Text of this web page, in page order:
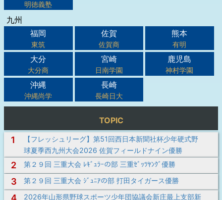
明徳義塾
九州
福岡
東筑
佐賀
佐賀商
熊本
有明
大分
大分商
宮崎
日南学園
鹿児島
神村学園
沖縄
沖縄尚学
長崎
長崎日大
TOPIC
1
【フレッシュリーグ】第51回西日本新聞社杯少年硬式野
球夏季西九州大会2026 佐賀フィールドナイン優勝
2 第２９回 三重大会 ﾚｷﾞｭﾗｰの部 三重ｾﾞｯﾂﾔﾝｸﾞ優勝
3 第２９回 三重大会 ｼﾞｭﾆｱの部 打田タイガース優勝
4
2026年山形県野球スポーツ少年団協議会新庄最上支部新